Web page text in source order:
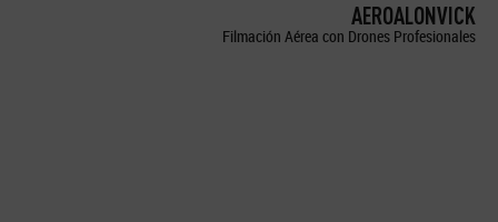
AEROALONVICK
Filmación Aérea con Drones Profesionales